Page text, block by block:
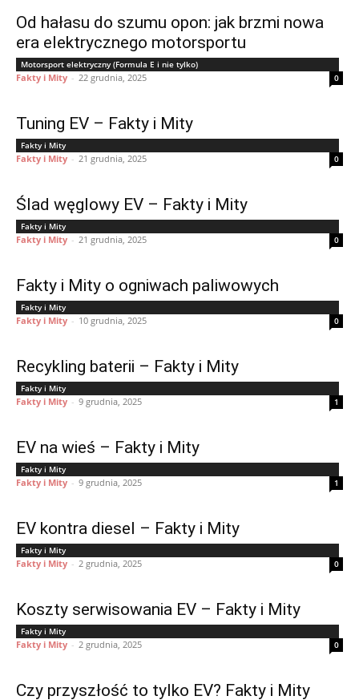
Od hałasu do szumu opon: jak brzmi nowa
era elektrycznego motorsportu
Motorsport elektryczny (Formula E i nie tylko)
Fakty i Mity - 22 grudnia, 2025 0
Tuning EV – Fakty i Mity
Fakty i Mity
Fakty i Mity - 21 grudnia, 2025 0
Ślad węglowy EV – Fakty i Mity
Fakty i Mity
Fakty i Mity - 21 grudnia, 2025 0
Fakty i Mity o ogniwach paliwowych
Fakty i Mity
Fakty i Mity - 10 grudnia, 2025 0
Recykling baterii – Fakty i Mity
Fakty i Mity
Fakty i Mity - 9 grudnia, 2025 1
EV na wieś – Fakty i Mity
Fakty i Mity
Fakty i Mity - 9 grudnia, 2025 1
EV kontra diesel – Fakty i Mity
Fakty i Mity
Fakty i Mity - 2 grudnia, 2025 0
Koszty serwisowania EV – Fakty i Mity
Fakty i Mity
Fakty i Mity - 2 grudnia, 2025 0
Czy przyszłość to tylko EV? Fakty i Mity